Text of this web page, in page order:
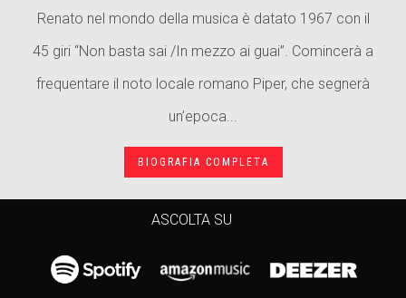
Renato nel mondo della musica è datato 1967 con il
45 giri “Non basta sai /In mezzo ai guai”. Comincerà a
frequentare il noto locale romano Piper, che segnerà
un’epoca...
BIOGRAFIA COMPLETA
ASCOLTA SU